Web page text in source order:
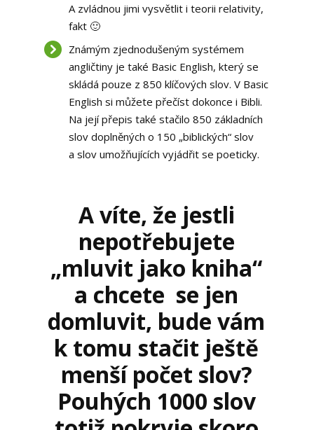
A zvládnou jimi vysvětlit i teorii relativity,
fakt 🙂
Známým zjednodušeným systémem
angličtiny je také Basic English, který se
skládá pouze z 850 klíčových slov. V Basic
English si můžete přečíst dokonce i Bibli.
Na její přepis také stačilo 850 základních
slov doplněných o 150 „biblických“ slov
a slov umožňujících vyjádřit se poeticky.
A víte, že jestli
nepotřebujete
„mluvit jako kniha“
a chcete se jen
domluvit, bude vám
k tomu stačit ještě
menší počet slov?
Pouhých 1000 slov